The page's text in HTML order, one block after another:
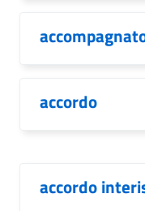
accordo
accordo